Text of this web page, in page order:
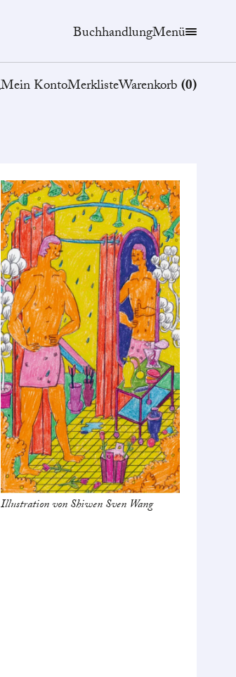
BuchhandlungMenü
Mein KontoMerklisteWarenkorb(0)
Illustration von Shiwen Sven Wang